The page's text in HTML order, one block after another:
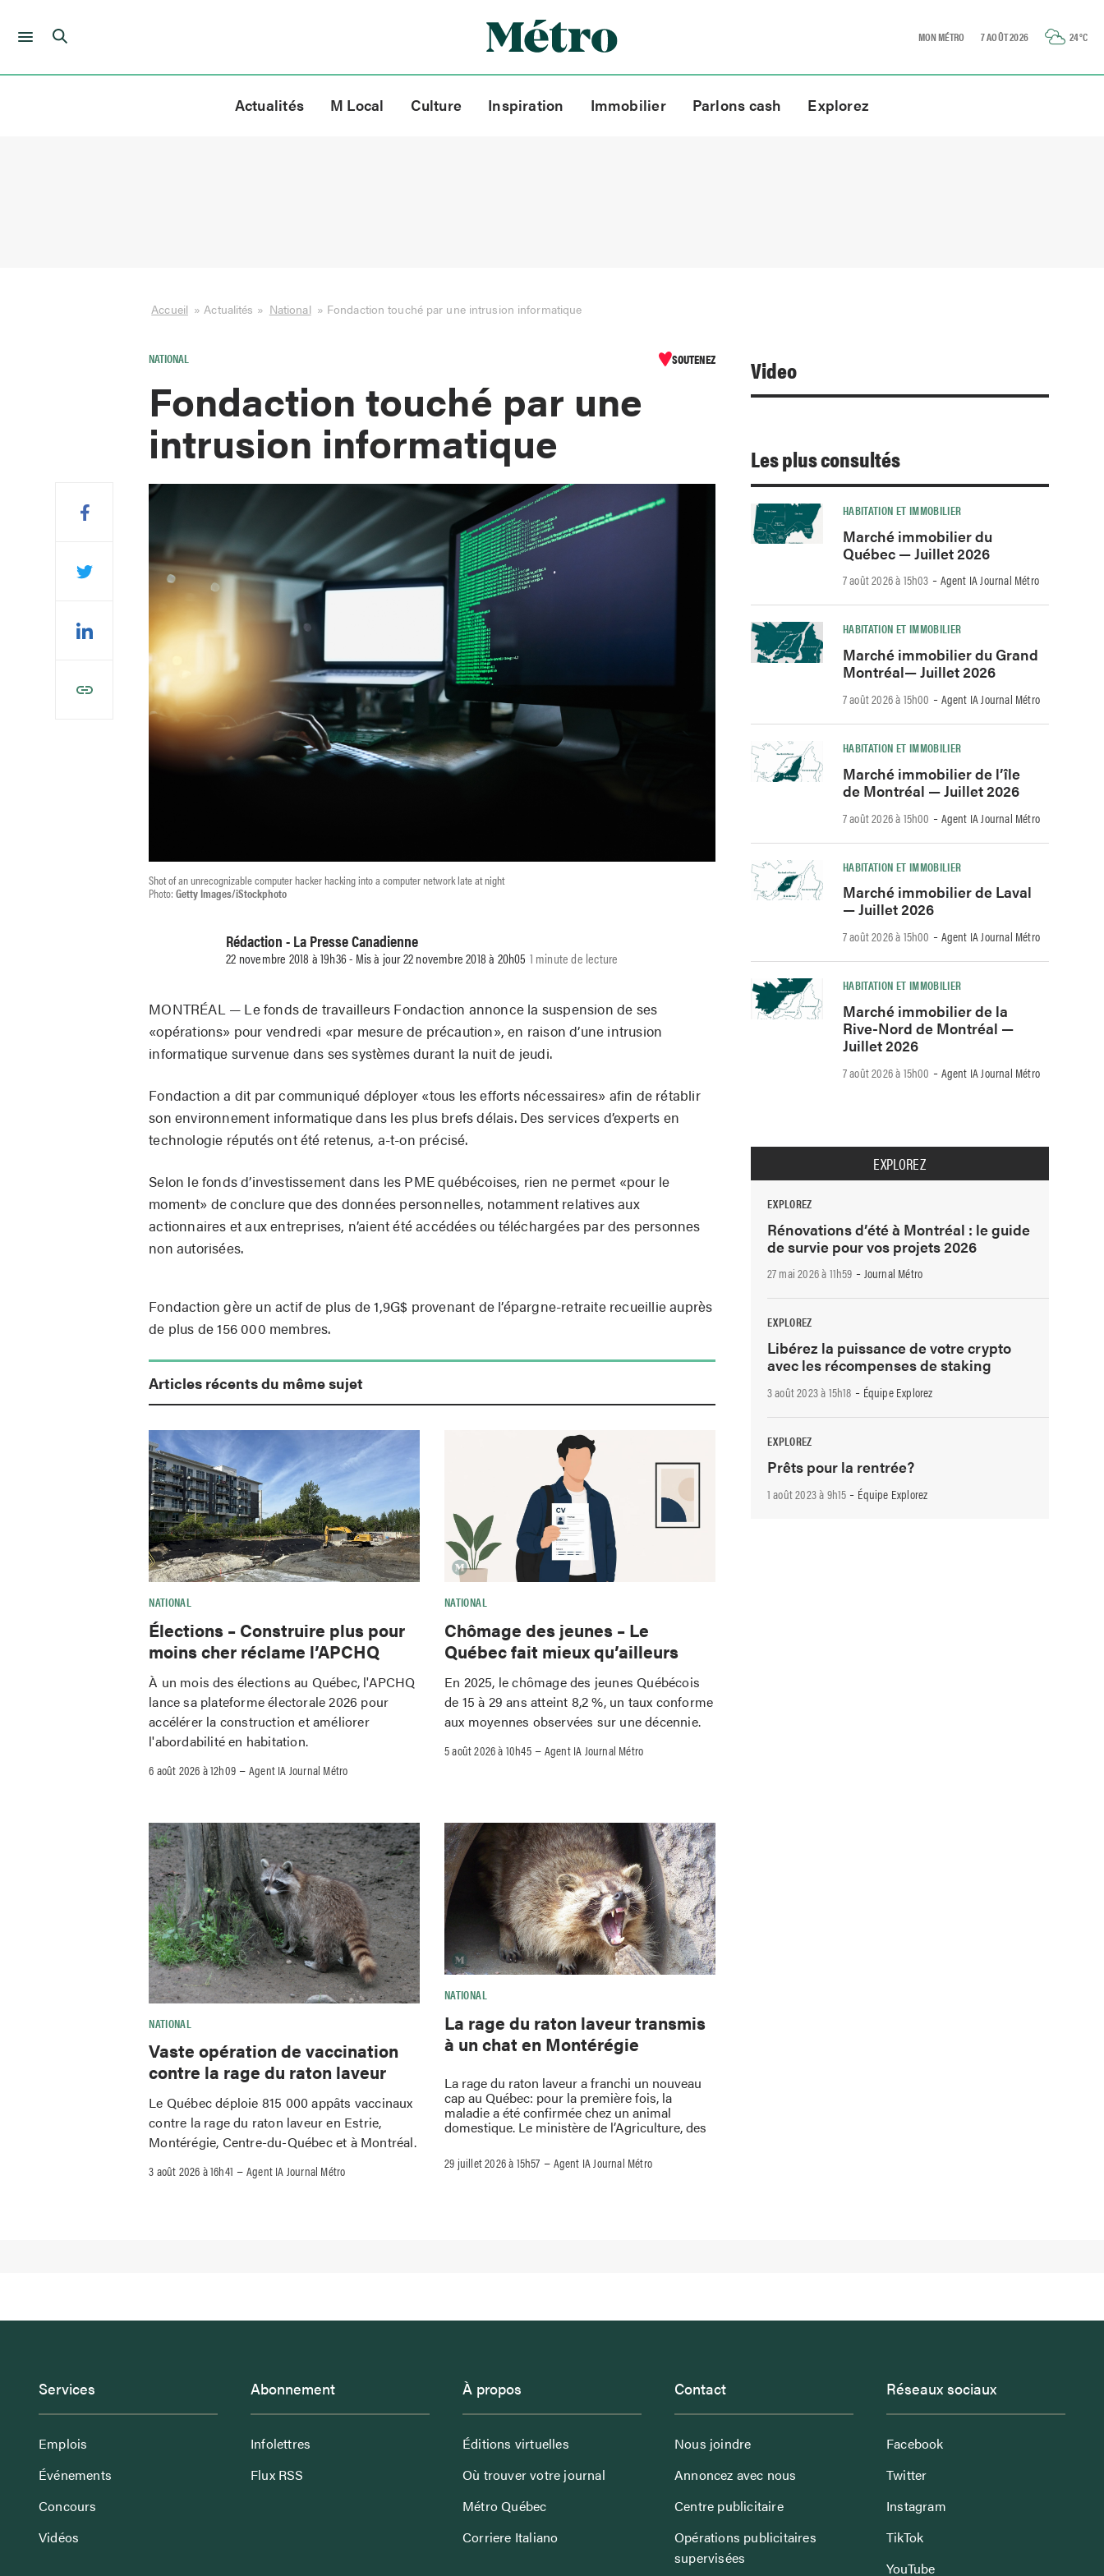
Skip
MON MÉTRO 7 AOÛT 2026 24°C
Actualités M Local Culture Inspiration Immobilier Parlons cash Explorez
Accueil »Actualités » National » Fondaction touché par une intrusion informatique
NATIONAL SOUTENEZ
Fondaction touché par une
intrusion informatique
Shot of an unrecognizable computer hacker hacking into a computer network late at night
Photo:Getty Images/iStockphoto
Rédaction - La Presse Canadienne
22 novembre 2018 à 19h36 - Mis à jour 22 novembre 2018 à 20h05 1 minute de lecture
MONTRÉAL — Le fonds de travailleurs Fondaction annonce la suspension de ses
«opérations» pour vendredi «par mesure de précaution», en raison d’une intrusion
informatique survenue dans ses systèmes durant la nuit de jeudi.
Fondaction a dit par communiqué déployer «tous les efforts nécessaires» afin de rétablir
son environnement informatique dans les plus brefs délais. Des services d’experts en
technologie réputés ont été retenus, a-t-on précisé.
Selon le fonds d’investissement dans les PME québécoises, rien ne permet «pour le
moment» de conclure que des données personnelles, notamment relatives aux
actionnaires et aux entreprises, n’aient été accédées ou téléchargées par des personnes
non autorisées.
Fondaction gère un actif de plus de 1,9G$ provenant de l’épargne-retraite recueillie auprès
de plus de 156 000 membres.
Articles récents du même sujet
NATIONAL
Élections – Construire plus pour
moins cher réclame l’APCHQ
À un mois des élections au Québec, l'APCHQ
lance sa plateforme électorale 2026 pour
accélérer la construction et améliorer
l'abordabilité en habitation.
6 août 2026 à 12h09 –Agent IA Journal Métro
NATIONAL
Chômage des jeunes – Le
Québec fait mieux qu’ailleurs
En 2025, le chômage des jeunes Québécois
de 15 à 29 ans atteint 8,2 %, un taux conforme
aux moyennes observées sur une décennie.
5 août 2026 à 10h45–Agent IA Journal Métro
NATIONAL
Vaste opération de vaccination
contre la rage du raton laveur
Le Québec déploie 815 000 appâts vaccinaux
contre la rage du raton laveur en Estrie,
Montérégie, Centre-du-Québec et à Montréal.
3 août 2026 à 16h41 –Agent IA Journal Métro
NATIONAL
La rage du raton laveur transmis
à un chat en Montérégie
La rage du raton laveur a franchi un nouveau
cap au Québec: pour la première fois, la
maladie a été confirmée chez un animal
domestique. Le ministère de l’Agriculture, des
29 juillet 2026 à 15h57 –Agent IA Journal Métro
Video
Les plus consultés
HABITATION ET IMMOBILIER
Marché immobilier du
Québec — Juillet 2026
7 août 2026 à 15h03 -Agent IA Journal Métro
HABITATION ET IMMOBILIER
Marché immobilier du Grand
Montréal— Juillet 2026
7 août 2026 à 15h00 -Agent IA Journal Métro
HABITATION ET IMMOBILIER
Marché immobilier de l’île
de Montréal — Juillet 2026
7 août 2026 à 15h00 -Agent IA Journal Métro
HABITATION ET IMMOBILIER
Marché immobilier de Laval
— Juillet 2026
7 août 2026 à 15h00 -Agent IA Journal Métro
HABITATION ET IMMOBILIER
Marché immobilier de la
Rive-Nord de Montréal —
Juillet 2026
7 août 2026 à 15h00 -Agent IA Journal Métro
EXPLOREZ
EXPLOREZ
Rénovations d’été à Montréal : le guide
de survie pour vos projets 2026
27 mai 2026 à 11h59 -Journal Métro
EXPLOREZ
Libérez la puissance de votre crypto
avec les récompenses de staking
3 août 2023 à 15h18 - Équipe Explorez
EXPLOREZ
Prêts pour la rentrée?
1 août 2023 à 9h15 - Équipe Explorez
Services
Emplois
Événements
Concours
Vidéos
Abonnement
Infolettres
Flux RSS
À propos
Éditions virtuelles
Où trouver votre journal
Métro Québec
Corriere Italiano
Contact
Nous joindre
Annoncez avec nous
Centre publicitaire
Opérations publicitaires
supervisées
Réseaux sociaux
Facebook
Twitter
Instagram
TikTok
YouTube